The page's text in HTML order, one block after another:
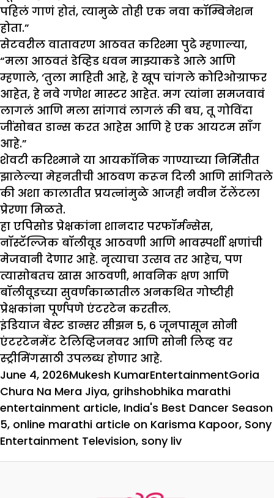
पहिलं गाणं होतं, त्यामुळे तोही एक नवा कॉम्बिनेशन
होता.”
सेटवरील वातावरण आठवत करिश्मा पुढे म्हणाल्या,
“मला आठवतं डेव्हिड धवन माझ्याकडे आले आणि
म्हणाले, ‘तुला माहिती आहे, हे खूप चांगले कोरिओग्राफर
आहेत, हे नवे गणेश मास्टर आहेत. मग त्यांना समजवावं
लागलं आणि मला सांगावं लागलं की बघ, तू गोविंदा
जींसोबत डान्स करत आहेस आणि हे एक आयटम साँग
आहे.”
शेवटी करिश्माने या आयकॉनिक गाण्याच्या निर्मितीत
झालेल्या मेहनतीची आठवण करून दिली आणि सांगितले
की अशा कालातीत प्रयत्नांमुळे आजही नवीन टॅलेंटला
प्रेरणा मिळते.
हा एपिसोड प्रेक्षकांना शानदार परफॉर्मन्सेस,
नॉस्टॅल्जिक बॉलीवूड आठवणी आणि भावस्पर्शी क्षणांची
मेजवानी देणार आहे. नृत्याचा उत्सव तर आहेच, पण
त्यासोबतच खास आठवणी, भावनिक क्षण आणि
बॉलीवूडच्या सुवर्णकाळातील अनकथित गोष्टीही
प्रेक्षकांना पूर्णपणे एंटरटेन करतील.
इंडियाज बेस्ट डान्सर सीझन 5, 6 जूनपासून सोनी
एंटरटेनमेंट टेलिव्हिजनवर आणि सोनी लिव्ह वर
स्ट्रीमिंगसाठी उपलब्ध होणार आहे.
Posted
on
June 4, 2026Author
Mukesh KumarCategories
EntertainmentTags
Goria
Chura Na Mera Jiya, grihshobhika marathi
entertainment article, India's Best Dancer Season
5, online marathi article on Karisma Kapoor, Sony
Entertainment Television, sony liv